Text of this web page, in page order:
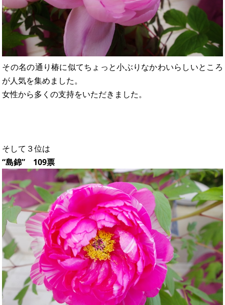
その名の通り椿に似てちょっと小ぶりなかわいらしいところ
が人気を集めました。
女性から多くの支持をいただきました。
そして３位は
“島錦” 109票